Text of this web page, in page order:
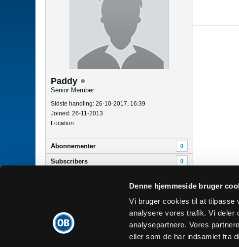
Denne hjemmeside bruger
Vi bruger cookies til at tilpasse
analysere vores trafik. Vi deler
analysepartnere. Vores
eller som de har indsamlet fra
Paddy
Senior Member
Sidste handling: 26-10-2017, 16:39
Joined: 26-11-2013
Location:
Abonnementer 0
Subscribers 0